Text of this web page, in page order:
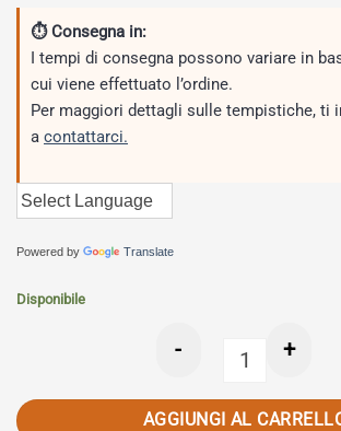
821,06€.
⏱ Consegna in:
I tempi di consegna possono variare in
cui viene effettuato l’ordine.
Per maggiori dettagli sulle tempistiche, ti
a contattarci.
Powered by Translate
Disponibile
Scarico GPR
- +
AGGIUNGI AL